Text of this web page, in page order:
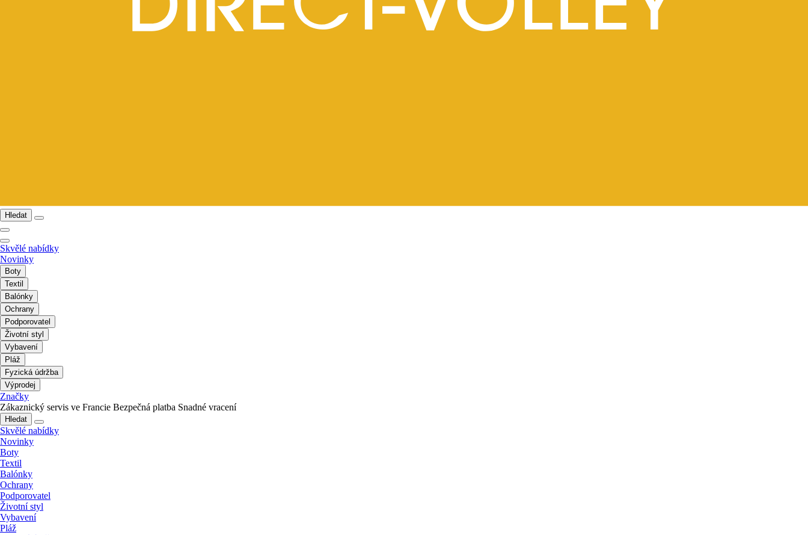
Hledat
Skvělé nabídky
Novinky
Boty
Textil
Balónky
Ochrany
Podporovatel
Životní styl
Vybavení
Pláž
Fyzická údržba
Výprodej
Značky
Zákaznický servis ve Francie Bezpečná platba Snadné vracení
Hledat
Skvělé nabídky
Novinky
Boty
Textil
Balónky
Ochrany
Podporovatel
Životní styl
Vybavení
Pláž